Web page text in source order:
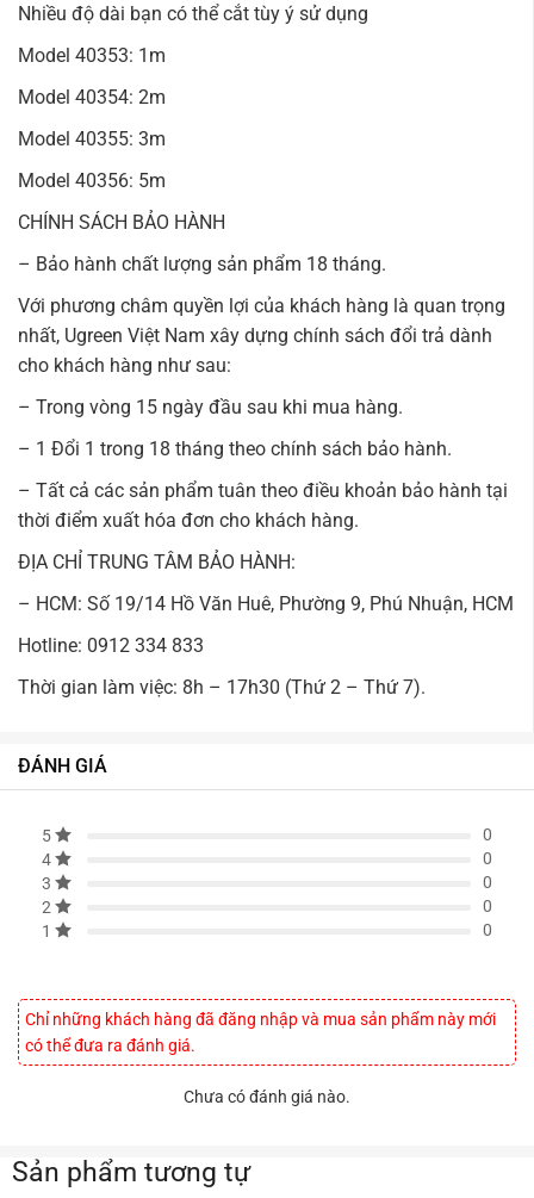
Nhiều độ dài bạn có thể cắt tùy ý sử dụng
Model 40353: 1m
Model 40354: 2m
Model 40355: 3m
Model 40356: 5m
CHÍNH SÁCH BẢO HÀNH
– Bảo hành chất lượng sản phẩm 18 tháng.
Với phương châm quyền lợi của khách hàng là quan trọng
nhất, Ugreen Việt Nam xây dựng chính sách đổi trả dành
cho khách hàng như sau:
– Trong vòng 15 ngày đầu sau khi mua hàng.
– 1 Đổi 1 trong 18 tháng theo chính sách bảo hành.
– Tất cả các sản phẩm tuân theo điều khoản bảo hành tại
thời điểm xuất hóa đơn cho khách hàng.
ĐỊA CHỈ TRUNG TÂM BẢO HÀNH:
– HCM: Số 19/14 Hồ Văn Huê, Phường 9, Phú Nhuận, HCM
Hotline: 0912 334 833
Thời gian làm việc: 8h – 17h30 (Thứ 2 – Thứ 7).
ĐÁNH GIÁ
5
0
4
0
3
0
2
0
1
0
Chỉ những khách hàng đã đăng nhập và mua sản phẩm này mới
có thể đưa ra đánh giá.
Chưa có đánh giá nào.
Sản phẩm tương tự